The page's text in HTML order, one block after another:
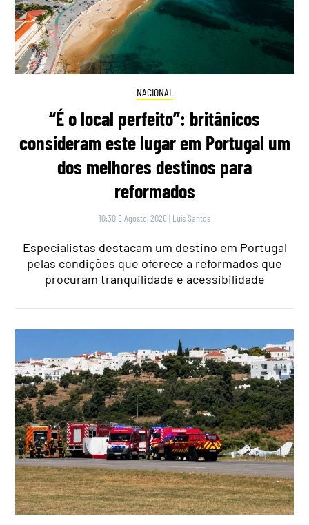
NACIONAL
“É o local perfeito”: britânicos
consideram este lugar em Portugal um
dos melhores destinos para
reformados
10:30 8 Agosto, 2026 | Luís Santos
Especialistas destacam um destino em Portugal
pelas condições que oferece a reformados que
procuram tranquilidade e acessibilidade